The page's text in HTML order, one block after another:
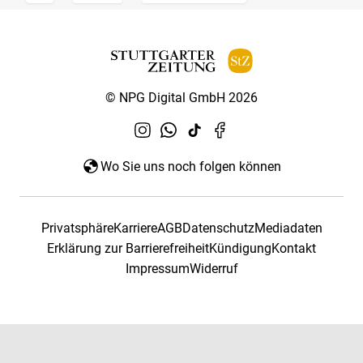
© NPG Digital GmbH 2026
Wo Sie uns noch folgen können
PrivatsphäreKarriereAGBDatenschutzMediadaten
Erklärung zur BarrierefreiheitKündigungKontakt
ImpressumWiderruf